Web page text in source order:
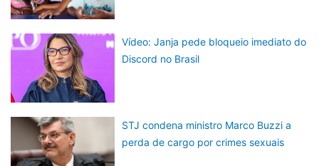
Vídeo: Janja pede bloqueio imediato do
Discord no Brasil
STJ condena ministro Marco Buzzi a
perda de cargo por crimes sexuais